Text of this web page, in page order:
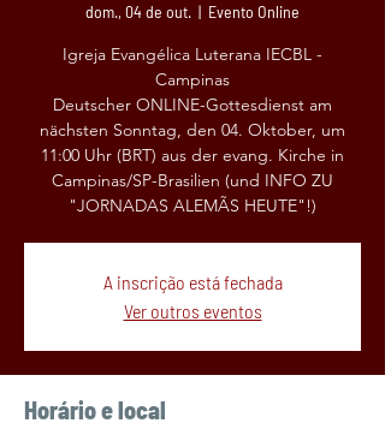
dom., 04 de out.
  |
Evento Online
Igreja Evangélica Luterana IECBL -
Campinas
Deutscher ONLINE-Gottesdienst am
nächsten Sonntag, den 04. Oktober, um
11:00 Uhr (BRT) aus der evang. Kirche in
Campinas/SP-Brasilien (und INFO ZU
"JORNADAS ALEMÃS HEUTE"!)
A inscrição está fechada
Ver outros eventos
Horário e local